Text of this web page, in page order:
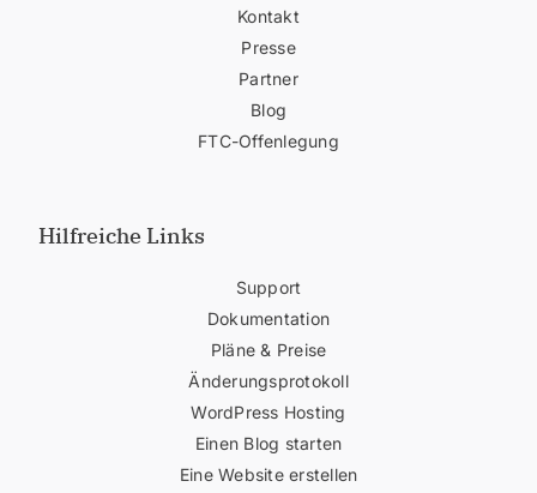
Kontakt
Presse
Partner
Blog
FTC-Offenlegung
Hilfreiche Links
Support
Dokumentation
Pläne & Preise
Änderungsprotokoll
WordPress Hosting
Einen Blog starten
Eine Website erstellen